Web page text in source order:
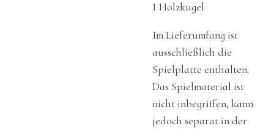
1 Holzkugel
Im Lieferumfang ist
ausschließlich die
Spielplatte enthalten.
Das Spielmaterial ist
nicht inbegriffen, kann
jedoch separat in der